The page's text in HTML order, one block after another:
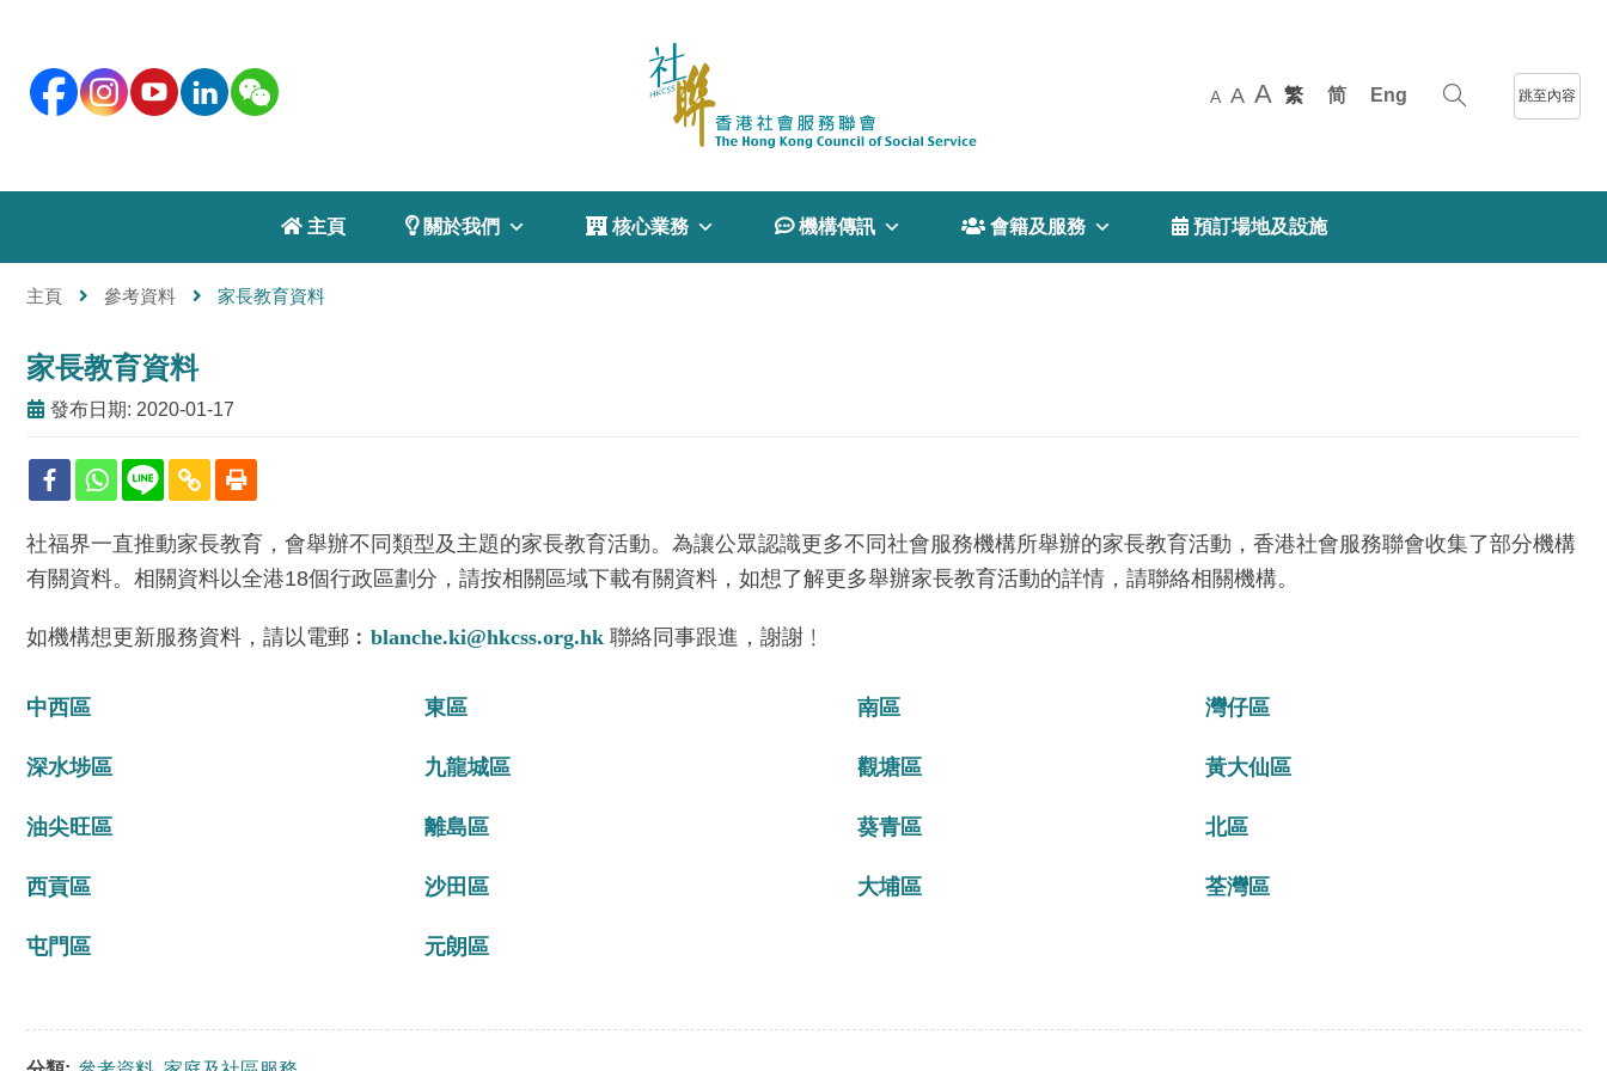
A A A 繁 简 Eng 跳至內容
 主頁  關於我們  核心業務  機構傳訊  會籍及服務  預訂場地及設施
主頁 參考資料 家長教育資料
家長教育資料
發布日期: 2020-01-17
社福界一直推動家長教育，會舉辦不同類型及主題的家長教育活動。為讓公眾認識更多不同社會服務機構所舉辦的家長教育活動，香港社會服務聯會收集了部分機構
有關資料。相關資料以全港18個行政區劃分，請按相關區域下載有關資料，如想了解更多舉辦家長教育活動的詳情，請聯絡相關機構。
如機構想更新服務資料，請以電郵︰ blanche.ki@hkcss.org.hk 聯絡同事跟進，謝謝﹗
中西區 東區 南區 灣仔區
深水埗區 九龍城區 觀塘區 黃大仙區
油尖旺區 離島區 葵青區 北區
西貢區 沙田區 大埔區 荃灣區
屯門區 元朗區